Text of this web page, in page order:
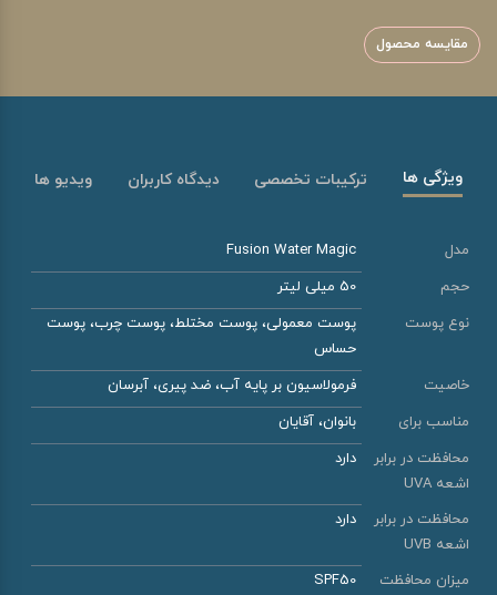
مقایسه محصول
ویژگی ها ترکیبات تخصصی دیدگاه کاربران ویدیو ها
مدل
Fusion Water Magic
حجم
50 میلی لیتر
نوع پوست
پوست معمولی، پوست مختلط، پوست چرب، پوست
حساس
خاصیت
فرمولاسیون بر پایه آب، ضد پیری، آبرسان
مناسب برای
بانوان، آقایان
محافظت در برابر
اشعه UVA
دارد
محافظت در برابر
اشعه UVB
دارد
میزان محافظت SPF50